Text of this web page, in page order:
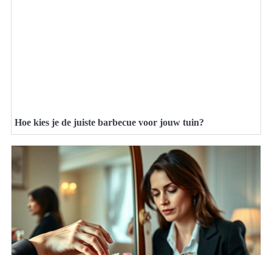
Hoe kies je de juiste barbecue voor jouw tuin?